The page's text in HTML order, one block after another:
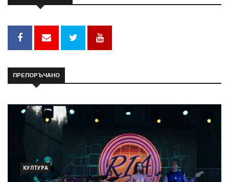
ПРЕПОРЪЧАНО
КУЛТУРА